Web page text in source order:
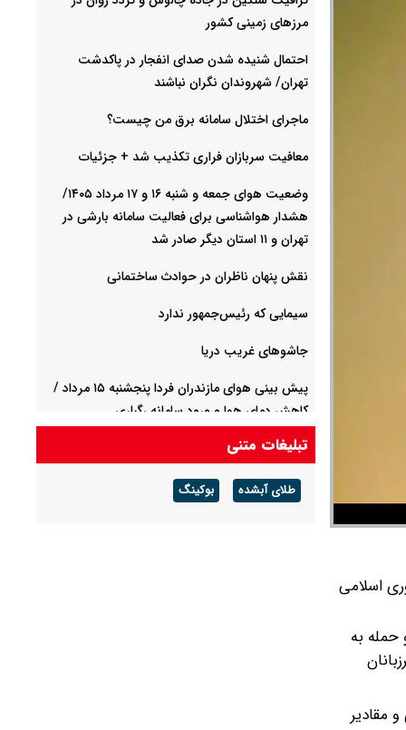
اسلامی
حمله به
محل درگیری، ۲ قبضه کلت کمری و مقادیر
مرزهای زمینی کشور
احتمال شنیده شدن صدای انفجار در پاکدشت
تهران/ شهروندان نگران نباشند
ماجرای اختلال سامانه برق من چیست؟
معافیت سربازان فراری تکذیب شد + جزئیات
وضعیت هوای جمعه و شنبه ۱۶ و ۱۷ مرداد ۱۴۰۵/
هشدار هواشناسی برای فعالیت سامانه بارشی در
تهران و ۱۱ استان دیگر صادر شد
نقش پنهان ناظران در حوادث ساختمانی
سیمایی که رئیس‌جمهور ندارد
جاشوهای غریب دریا
پیش بینی هوای مازندران فردا پنجشنبه ۱۵ مرداد /
کاهش دمای هوا و ورود سامانه رگباری
یک فوتی و سه مصدوم در پی انفجار در یک جایگاه
سی ان جی
تبلیغات متنی
طلای آبشده بوکینگ